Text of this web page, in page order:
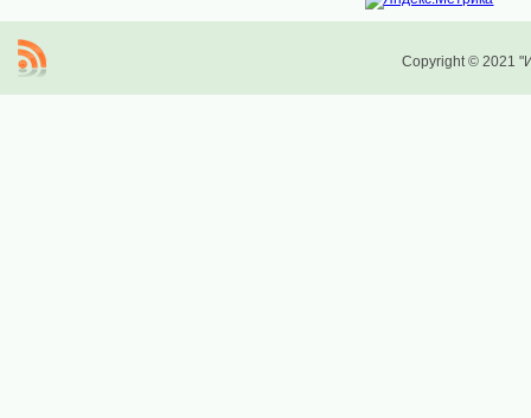
Copyright © 2021